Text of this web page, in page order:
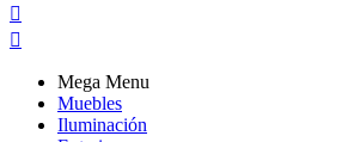


Mega Menu
Muebles
Iluminación